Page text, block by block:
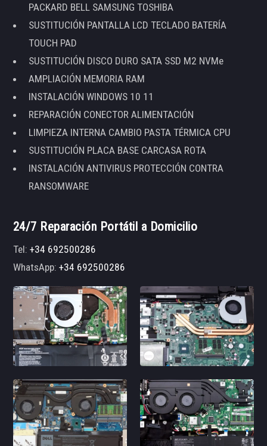
PACKARD BELL SAMSUNG TOSHIBA
SUSTITUCIÓN PANTALLA LCD TECLADO BATERÍA
TOUCH PAD
SUSTITUCIÓN DISCO DURO SATA SSD M2 NVMe
AMPLIACIÓN MEMORIA RAM
INSTALACIÓN WINDOWS 10 11
REPARACIÓN CONECTOR ALIMENTACIÓN
LIMPIEZA INTERNA CAMBIO PASTA TÉRMICA CPU
SUSTITUCIÓN PLACA BASE CARCASA ROTA
INSTALACIÓN ANTIVIRUS PROTECCIÓN CONTRA
RANSOMWARE
24/7 Reparación Portátil a Domicilio
Tel:+34 692500286
WhatsApp:+34 692500286